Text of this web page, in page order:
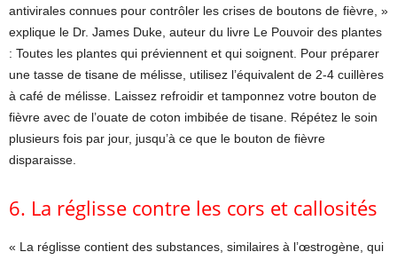
antivirales connues pour contrôler les crises de boutons de fièvre, »
explique le Dr. James Duke, auteur du livre Le Pouvoir des plantes
: Toutes les plantes qui préviennent et qui soignent. Pour préparer
une tasse de tisane de mélisse, utilisez l’équivalent de 2-4 cuillères
à café de mélisse. Laissez refroidir et tamponnez votre bouton de
fièvre avec de l’ouate de coton imbibée de tisane. Répétez le soin
plusieurs fois par jour, jusqu’à ce que le bouton de fièvre
disparaisse.
6. La réglisse contre les cors et callosités
« La réglisse contient des substances, similaires à l’œstrogène, qui